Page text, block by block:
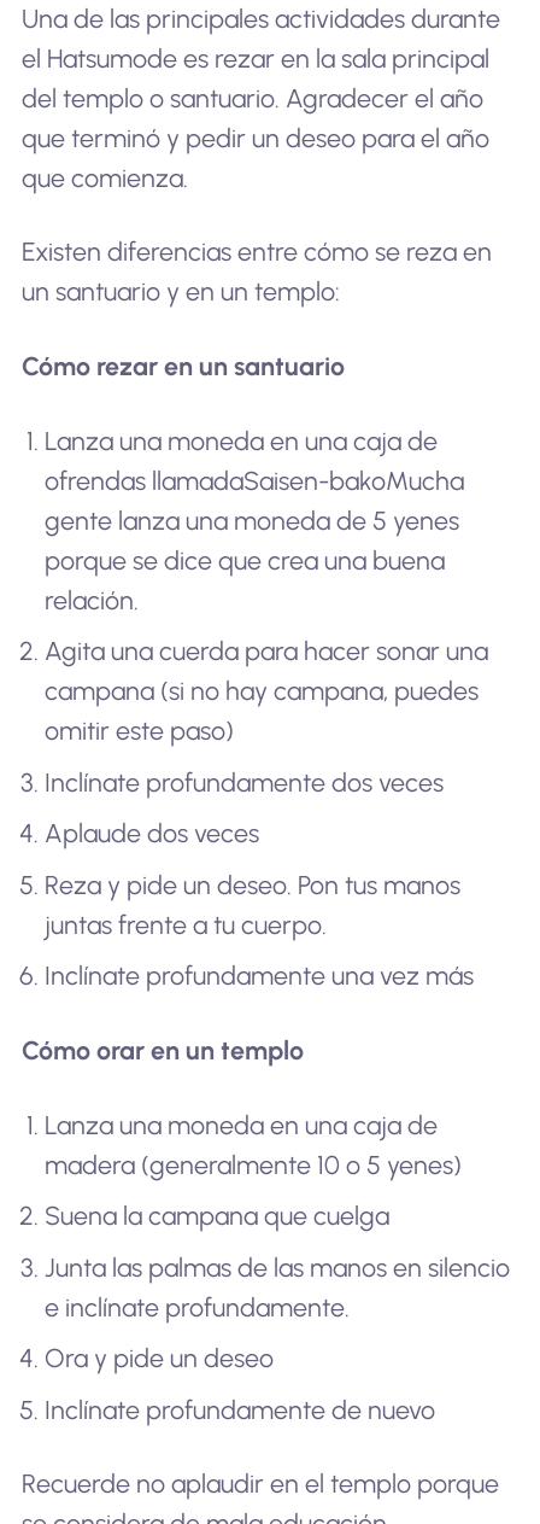
Una de las principales actividades durante
el Hatsumode es rezar en la sala principal
del templo o santuario. Agradecer el año
que terminó y pedir un deseo para el año
que comienza.
Existen diferencias entre cómo se reza en
un santuario y en un templo:
Cómo rezar en un santuario
Lanza una moneda en una caja de
ofrendas llamadaSaisen-bakoMucha
gente lanza una moneda de 5 yenes
porque se dice que crea una buena
relación.
Agita una cuerda para hacer sonar una
campana (si no hay campana, puedes
omitir este paso)
Inclínate profundamente dos veces
Aplaude dos veces
Reza y pide un deseo. Pon tus manos
juntas frente a tu cuerpo.
Inclínate profundamente una vez más
Cómo orar en un templo
Lanza una moneda en una caja de
madera (generalmente 10 o 5 yenes)
Suena la campana que cuelga
Junta las palmas de las manos en silencio
e inclínate profundamente.
Ora y pide un deseo
Inclínate profundamente de nuevo
Recuerde no aplaudir en el templo porque